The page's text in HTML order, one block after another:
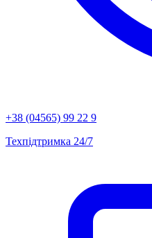
+38 (04565) 99 22 9
Техпідтримка 24/7